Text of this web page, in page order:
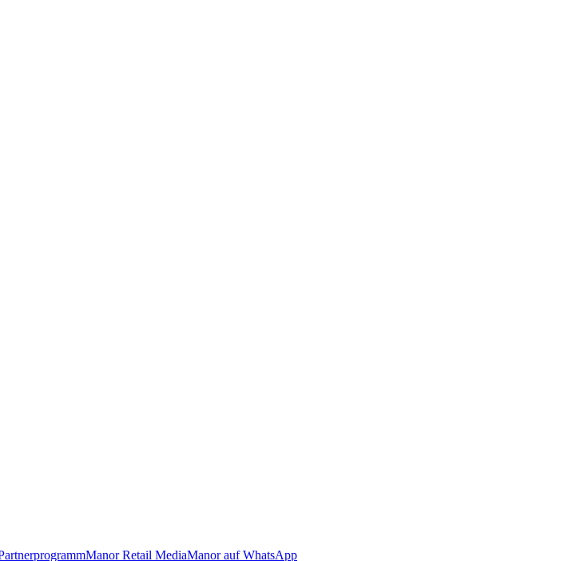
Manor Retail MediaManor auf WhatsApp